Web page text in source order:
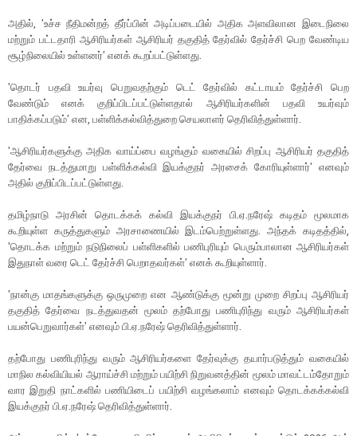
அதில், 'உச்ச நீதிமன்றத் தீர்ப்பின் அடிப்படையில் அதிக அளவிலான இடைநிலை
மற்றும் பட்டதாரி ஆசிரியர்கள் ஆசிரியர் தகுதித் தேர்வில் தேர்ச்சி பெற வேண்டிய
சூழ்நிலையில் உள்ளனர்' எனக் கூறப்பட்டுள்ளது.
'தொடர் பதவி உயர்வு பெறுவதற்கும் டெட் தேர்வில் கட்டாயம் தேர்ச்சி பெற
வேண்டும் எனக் குறிப்பிடப்பட்டுள்ளதால் ஆசிரியர்களின் பதவி உயர்வும்
பாதிக்கப்படும்' என, பள்ளிக்கல்வித்துறை செயலாளர் தெரிவித்துள்ளார்.
'ஆசிரியர்களுக்கு அதிக வாய்ப்பை வழங்கும் வகையில் சிறப்பு ஆசிரியர் தகுதித்
தேர்வை நடத்துமாறு பள்ளிக்கல்வி இயக்குநர் அரசைக் கோரியுள்ளார்' எனவும்
அதில் குறிப்பிடப்பட்டுள்ளது.
தமிழ்நாடு அரசின் தொடக்கக் கல்வி இயக்குநர் பி.ஏ.நரேஷ் கடிதம் மூலமாக
கூறியுள்ள கருத்துகளும் அரசாணையில் இடம்பெற்றுள்ளது. அந்தக் கடிதத்தில்,
'தொடக்க மற்றும் நடுநிலைப் பள்ளிகளில் பணிபுரியும் பெரும்பாலான ஆசிரியர்கள்
இதுநாள் வரை டெட் தேர்ச்சி பெறாதவர்கள்' எனக் கூறியுள்ளார்.
'நான்கு மாதங்களுக்கு ஒருமுறை என ஆண்டுக்கு மூன்று முறை சிறப்பு ஆசிரியர்
தகுதித் தேர்வை நடத்துவதன் மூலம் தற்போது பணிபுரிந்து வரும் ஆசிரியர்கள்
பயன்பெறுவார்கள்' எனவும் பி.ஏ.நரேஷ் தெரிவித்துள்ளார்.
தற்போது பணிபுரிந்து வரும் ஆசிரியர்களை தேர்வுக்கு தயார்படுத்தும் வகையில்
மாநில கல்வியியல் ஆராய்ச்சி மற்றும் பயிற்சி நிறுவனத்தின் மூலம் மாவட்டம்தோறும்
வார இறுதி நாட்களில் பணியிடைப் பயிற்சி வழங்கலாம் எனவும் தொடக்கக்கல்வி
இயக்குநர் பி.ஏ.நரேஷ் தெரிவித்துள்ளார்.